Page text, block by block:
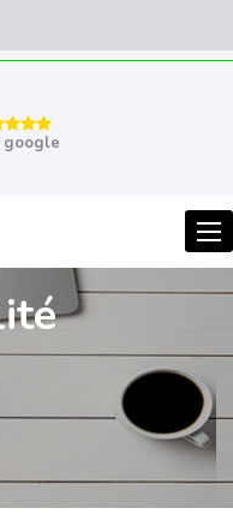
google